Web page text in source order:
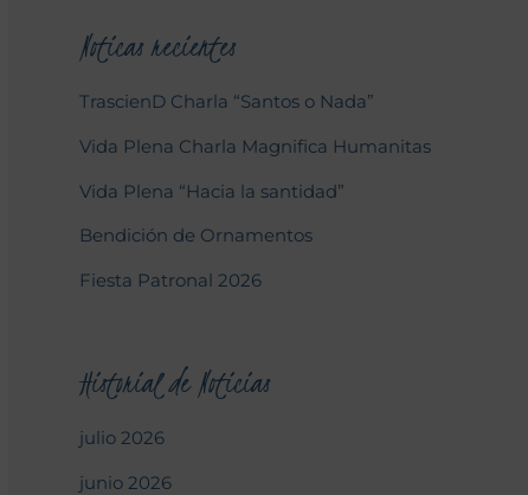
Noticas recientes
TrascienD Charla “Santos o Nada”
Vida Plena Charla Magnifica Humanitas
Vida Plena “Hacia la santidad”
Bendición de Ornamentos
Fiesta Patronal 2026
Historial de Noticias
julio 2026
junio 2026